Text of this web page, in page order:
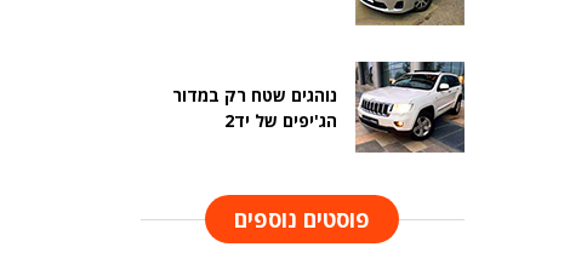
נוהגים שטח רק במדור
הג'יפים של יד2
פוסטים נוספים